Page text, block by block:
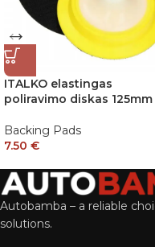
ITALKO elastingas
poliravimo diskas 125mm
Backing Pads
7.50 €
Autobamba – a reliable
solutions.